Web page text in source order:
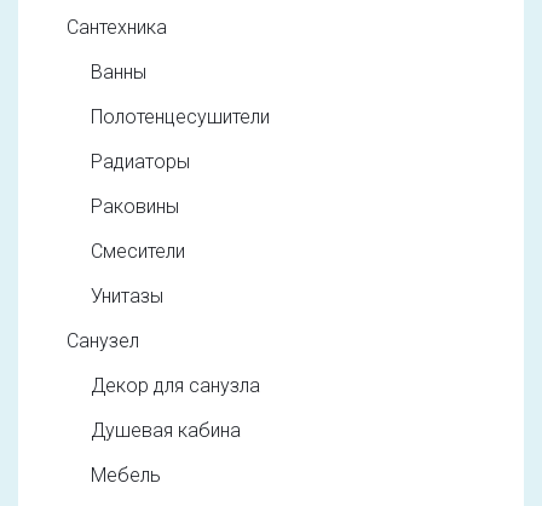
Сантехника
Ванны
Полотенцесушители
Радиаторы
Раковины
Смесители
Унитазы
Санузел
Декор для санузла
Душевая кабина
Мебель